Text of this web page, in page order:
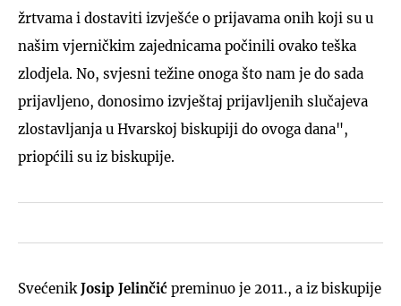
žrtvama i dostaviti izvješće o prijavama onih koji su u
našim vjerničkim zajednicama počinili ovako teška
zlodjela. No, svjesni težine onoga što nam je do sada
prijavljeno, donosimo izvještaj prijavljenih slučajeva
zlostavljanja u Hvarskoj biskupiji do ovoga dana",
priopćili su iz biskupije.
Svećenik Josip Jelinčić preminuo je 2011., a iz biskupije